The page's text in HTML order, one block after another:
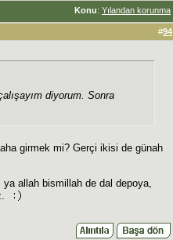
Konu: Yılandan korunma
#94
diyorum. Sonra
girmek mi? Gerçi ikisi de günah
ya allah bismillah de dal depoya,